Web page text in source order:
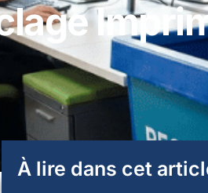
À lire dans cet